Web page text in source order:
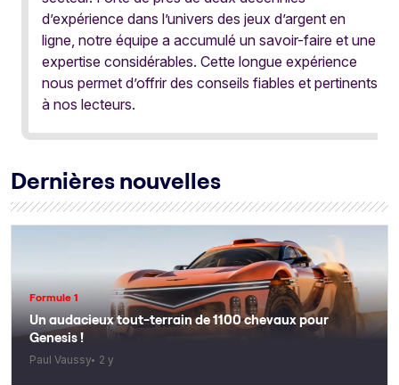
d’expérience dans l’univers des jeux d’argent en
ligne, notre équipe a accumulé un savoir-faire et une
expertise considérables. Cette longue expérience
nous permet d’offrir des conseils fiables et pertinents
à nos lecteurs.
Dernières nouvelles
Formule 1
Un audacieux tout-terrain de 1100 chevaux pour
Genesis !
Paul Vaussy 2 y